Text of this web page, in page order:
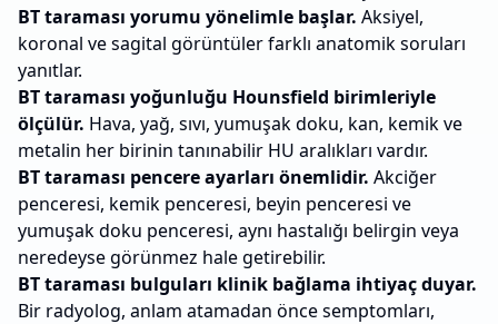
BT taraması yorumu yönelimle başlar. Aksiyel,
koronal ve sagital görüntüler farklı anatomik soruları
yanıtlar.
BT taraması yoğunluğu Hounsfield birimleriyle
ölçülür. Hava, yağ, sıvı, yumuşak doku, kan, kemik ve
metalin her birinin tanınabilir HU aralıkları vardır.
BT taraması pencere ayarları önemlidir. Akciğer
penceresi, kemik penceresi, beyin penceresi ve
yumuşak doku penceresi, aynı hastalığı belirgin veya
neredeyse görünmez hale getirebilir.
BT taraması bulguları klinik bağlama ihtiyaç duyar.
Bir radyolog, anlam atamadan önce semptomları,